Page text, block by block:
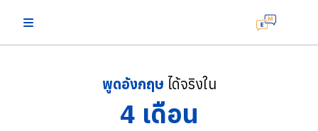
พูดอังกฤษ ได้จริงใน
4 เดือน